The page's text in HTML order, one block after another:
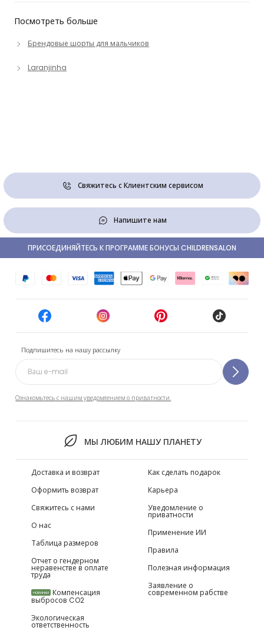
Посмотреть больше
Брендовые шорты для мальчиков
Laranjinha
Свяжитесь с Клиентским сервисом
Напишите нам
Подпишитесь на нашу рассылку
Ознакомьтесь с нашим уведомлением о приватности.
МЫ ЛЮБИМ НАШУ ПЛАНЕТУ
ПРИСОЕДИНЯЙТЕСЬ К ПРОГРАММЕ БОНУСЫ CHILDRENSALON
Доставка и возврат
Оформить возврат
Свяжитесь с нами
О нас
Таблица размеров
Отчет о гендерном
неравенстве в оплате
труда
НОВИНКИ Компенсация
выбросов CO2
Экологическая
ответственность
Как сделать подарок
Карьера
Уведомление о
приватности
Применение ИИ
Правила
Полезная информация
Заявление о
современном рабстве